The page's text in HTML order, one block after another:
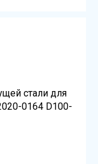
стали для
0164 D100-